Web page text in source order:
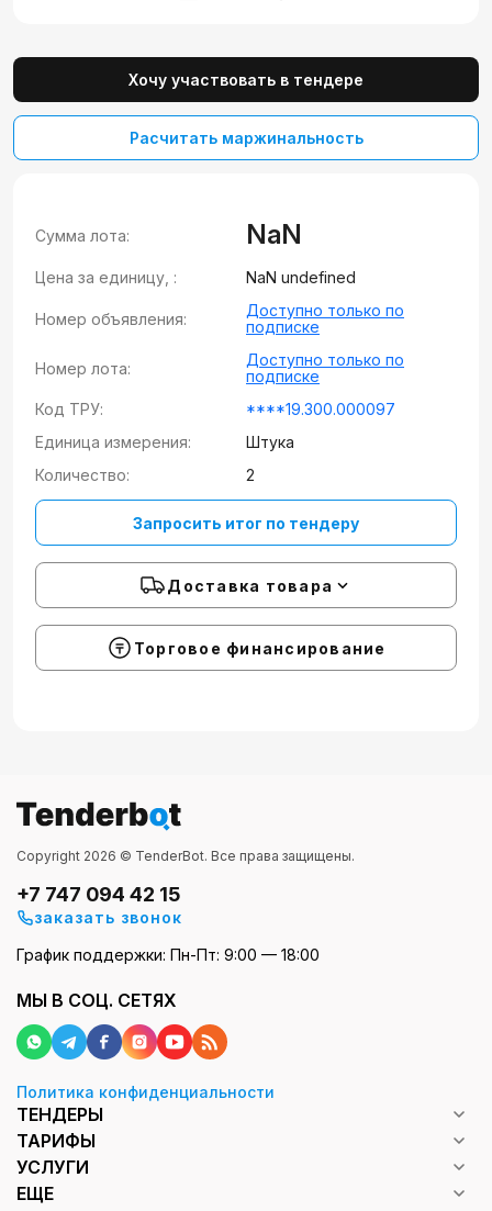
Хочу участвовать в тендере
Расчитать маржинальность
Сумма лота: NaN
Цена за единицу, : NaN undefined
Номер объявления:
Доступно только по
подписке
Номер лота:
Доступно только по
подписке
Код ТРУ:
****19.300.000097
Единица измерения:
Штука
Количество:
2
Запросить итог по тендеру
Доставка товара
Торговое финансирование
Copyright 2026 © TenderBot. Все права защищены.
+7 747 094 42 15
заказать звонок
График поддержки: Пн-Пт: 9:00 — 18:00
МЫ В СОЦ. СЕТЯХ
Политика конфиденциальности
ТЕНДЕРЫ
ТАРИФЫ
УСЛУГИ
ЕЩЕ